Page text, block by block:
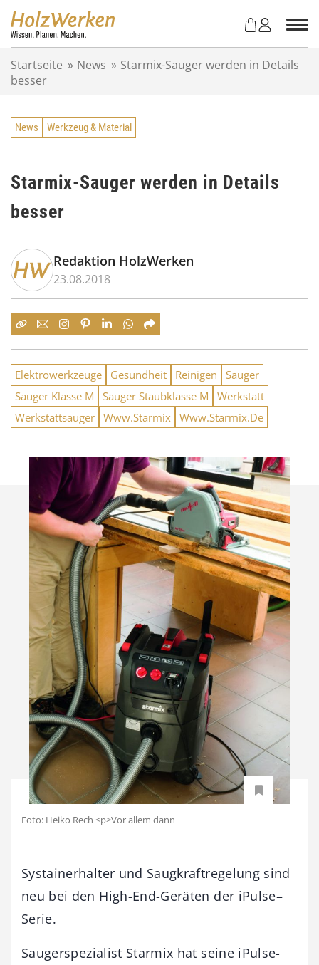
Startseite » News » Starmix-Sauger werden in Details
besser
News Werkzeug & Material
Starmix-Sauger werden in Details
besser
Redaktion HolzWerken
23.08.2018
Elektrowerkzeuge Gesundheit Reinigen
Sauger
Sauger Klasse M
Sauger Staubklasse M
Werkstatt
Werkstattsauger Www.Starmix Www.Starmix.De
Foto: Heiko Rech <p>Vor allem dann
Systainerhalter und Saugkraftregelung sind
neu bei den High-End-Geräten der iPulse–
Serie.
Saugerspezialist Starmix hat seine iPulse-